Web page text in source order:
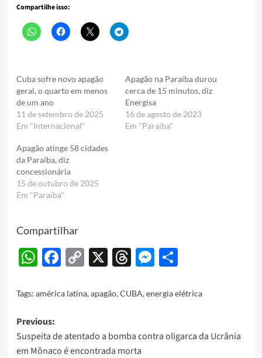
Compartilhe isso:
Cuba sofre novo apagão
geral, o quarto em menos
de um ano
11 de setembro de 2025
Em "Internacional"
Apagão na Paraíba durou
cerca de 15 minutos, diz
Energisa
16 de agosto de 2023
Em "Paraíba"
Apagão atinge 58 cidades
da Paraíba, diz
concessionária
15 de outubro de 2025
Em "Paraíba"
Compartilhar
WhatsApp
Facebook
Copy
X Threads
Messenger
Share
Tags: américa latina,apagão,CUBA,energia elétrica
Post
navigation
Previous:
Suspeita de atentado a bomba contra oligarca da Ucrânia
em Mônaco é encontrada morta